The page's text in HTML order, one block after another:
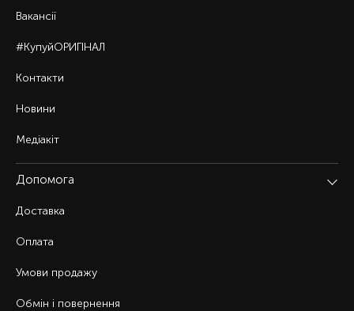
Вакансії
#КупуйОРИГІНАЛ
Контакти
Новини
Медіакіт
Допомога
Доставка
Оплата
Умови продажу
Обмін і повернення